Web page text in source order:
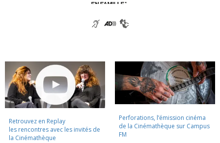
Retrouvez en Replay
les rencontres avec les invités de
la Cinémathèque
Perforations, l’émission cinéma
de la Cinémathèque sur Campus
FM